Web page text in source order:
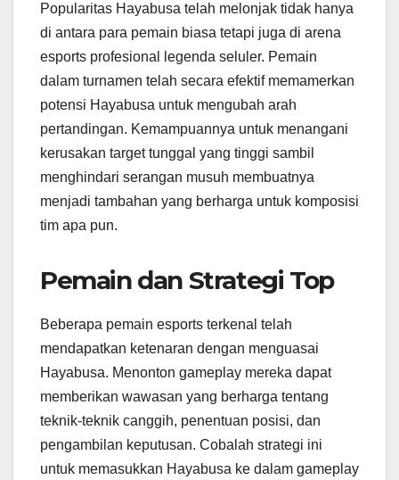
Popularitas Hayabusa telah melonjak tidak hanya
di antara para pemain biasa tetapi juga di arena
esports profesional legenda seluler. Pemain
dalam turnamen telah secara efektif memamerkan
potensi Hayabusa untuk mengubah arah
pertandingan. Kemampuannya untuk menangani
kerusakan target tunggal yang tinggi sambil
menghindari serangan musuh membuatnya
menjadi tambahan yang berharga untuk komposisi
tim apa pun.
Pemain dan Strategi Top
Beberapa pemain esports terkenal telah
mendapatkan ketenaran dengan menguasai
Hayabusa. Menonton gameplay mereka dapat
memberikan wawasan yang berharga tentang
teknik-teknik canggih, penentuan posisi, dan
pengambilan keputusan. Cobalah strategi ini
untuk memasukkan Hayabusa ke dalam gameplay